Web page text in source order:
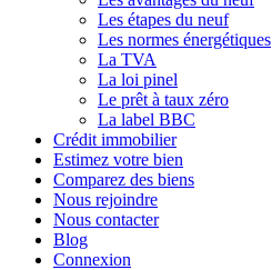
Les étapes du neuf
Les normes énergétiques
La TVA
La loi pinel
Le prêt à taux zéro
La label BBC
Crédit immobilier
Estimez votre bien
Comparez des biens
Nous rejoindre
Nous contacter
Blog
Connexion